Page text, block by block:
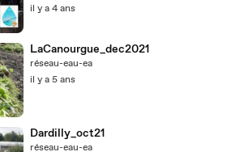
il y a 4 ans
LaCanourgue_dec2021
réseau-eau-ea
il y a 5 ans
Dardilly_oct21
réseau-eau-ea